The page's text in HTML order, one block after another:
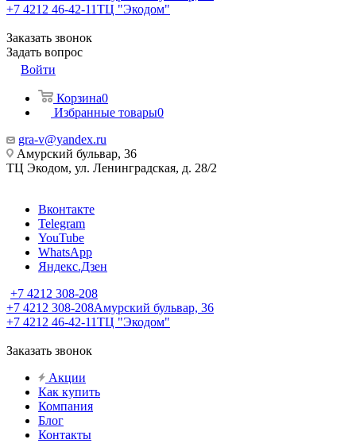
+7 4212 46-42-11ТЦ "Экодом"
Заказать звонок
Задать вопрос
Войти
Корзина0
Избранные товары0
gra-v@yandex.ru
Амурский бульвар, 36
ТЦ Экодом, ул. Ленинградская, д. 28/2
Вконтакте
Telegram
YouTube
WhatsApp
Яндекс.Дзен
+7 4212 308-208
+7 4212 308-208Амурский бульвар, 36
+7 4212 46-42-11ТЦ "Экодом"
Заказать звонок
Акции
Как купить
Компания
Блог
Контакты